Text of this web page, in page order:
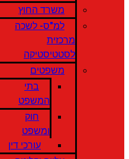
משרד החוץ
למ"ס- לשכה
מרכזית
לסטטיסטיקה
משפטים
בתי
המשפט
חוק
ומשפט
עורכי דין